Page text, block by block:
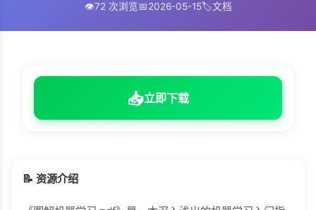
👁️72 次浏览📅2026-05-15🏷️文档
📥立即下载
📝 资源介绍